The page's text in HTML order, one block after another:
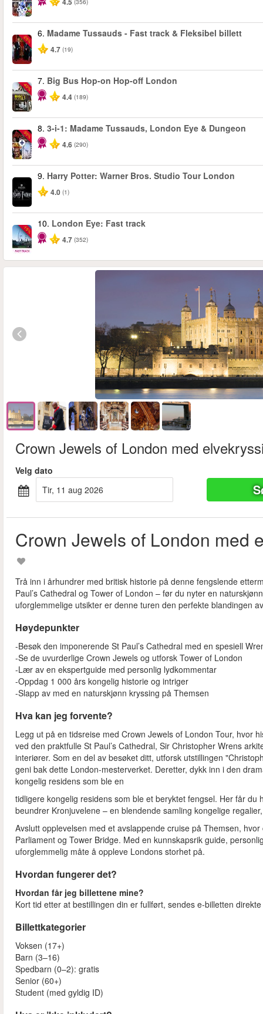
-25%
6. Madame Tussauds - Fast track & Fleksibel billett
4.7 (19)
-40%
7. Big Bus Hop-on Hop-off London
4.4 (189)
-30%
8. 3-i-1: Madame Tussauds, London Eye & Dungeon
4.6 (290)
9. Harry Potter: Warner Bros. Studio Tour London
4.0 (1)
-15%
10. London Eye: Fast track
4.7 (352)
Crown Jewels of London med
Velg dato
tir, 11 aug 2026
Crown Jewels of London med
Trå inn i århundrer med britisk historie på denne fengslende
Paul’s Cathedral og Tower of London – før du nyter en
uforglemmelige utsikter er denne turen den perfekte blandingen
Høydepunkter
-Besøk den imponerende St Paul’s Cathedral med en spesiell
-Se de uvurderlige Crown Jewels og utforsk Tower of London
-Lær av en ekspertguide med personlig lydkommentar
-Oppdag 1 000 års kongelig historie og intriger
-Slapp av med en naturskjønn kryssing på Themsen
Hva kan jeg forvente?
Legg ut på en tidsreise med Crown Jewels of London Tour, hvor
ved den praktfulle St Paul’s Cathedral, Sir Christopher Wrens
interiører. Som en del av besøket ditt, utforsk utstillingen
geni bak dette London-mesterverket. Deretter, dykk inn i den
kongelig residens som ble en
tidligere kongelig residens som ble et beryktet fengsel. Her får
beundrer Kronjuvelene – en blendende samling kongelige
Avslutt opplevelsen med et avslappende cruise på Themsen,
Parliament og Tower Bridge. Med en kunnskapsrik guide,
uforglemmelig måte å oppleve Londons storhet på.
Hvordan fungerer det?
Hvordan får jeg billettene mine?
Kort tid etter at bestillingen din er fullført, sendes e-billetten
Billettkategorier
Voksen (17+)
Barn (3–16)
Spedbarn (0–2): gratis
Senior (60+)
Student (med gyldig ID)